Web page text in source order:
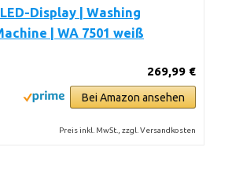
| LED-Display | Washing
| WA 7501 weiß
269,99 €
Bei Amazon ansehen
Preis inkl. MwSt., zzgl. Versandkosten